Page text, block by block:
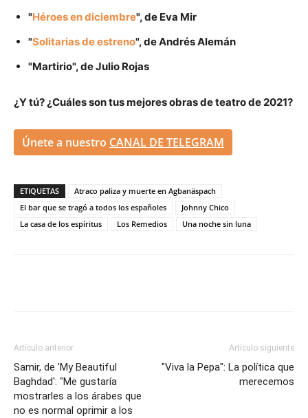
"Héroes en diciembre", de Eva Mir
"Solitarias de estreno", de Andrés Alemán
"Martirio", de Julio Rojas
¿Y tú? ¿Cuáles son tus mejores obras de teatro de 2021?
Únete a nuestro CANAL DE TELEGRAM
ETIQUETAS
Atraco paliza y muerte en Agbanäspach
El bar que se tragó a todos los españoles
Johnny Chico
La casa de los espíritus
Los Remedios Una noche sin luna
Artículo anterior
Samir, de 'My Beautiful
Baghdad': "Me gustaría
mostrarles a los árabes que
no es normal oprimir a los
Artículo siguiente
"Viva la Pepa": La política que
merecemos